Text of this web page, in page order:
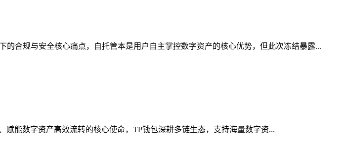
合规与安全核心痛点，自托管本是用户自主掌控数字资产的核心优势，但此次冻结暴露...
赋能数字资产高效流转的核心使命，TP钱包深耕多链生态，支持海量数字资...